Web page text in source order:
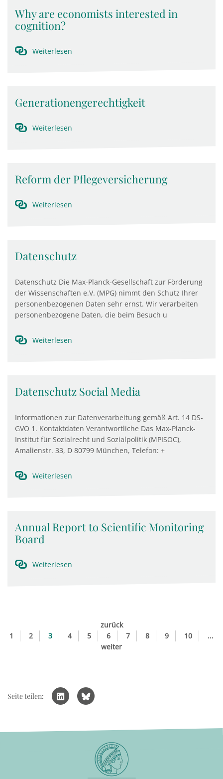
Why are economists interested in
cognition?
Weiterlesen
Generationengerechtigkeit
Weiterlesen
Reform der Pflegeversicherung
Weiterlesen
Datenschutz
Datenschutz Die Max-Planck-Gesellschaft zur Förderung
der Wissenschaften e.V. (MPG) nimmt den Schutz Ihrer
personenbezogenen Daten sehr ernst. Wir verarbeiten
personenbezogene Daten, die beim Besuch u
Weiterlesen
Datenschutz Social Media
Informationen zur Datenverarbeitung gemäß Art. 14 DS-
GVO 1. Kontaktdaten Verantwortliche Das Max-Planck-
Institut für Sozialrecht und Sozialpolitik (MPISOC),
Amalienstr. 33, D 80799 München, Telefon: +
Weiterlesen
Annual Report to Scientific Monitoring
Board
Weiterlesen
zurück
1
2 3 4 5 6 7 8 9 10
...
weiter
Seite teilen: